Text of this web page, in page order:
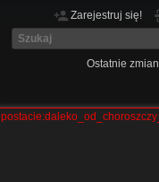
Zarejestruj się!
Ostatnie